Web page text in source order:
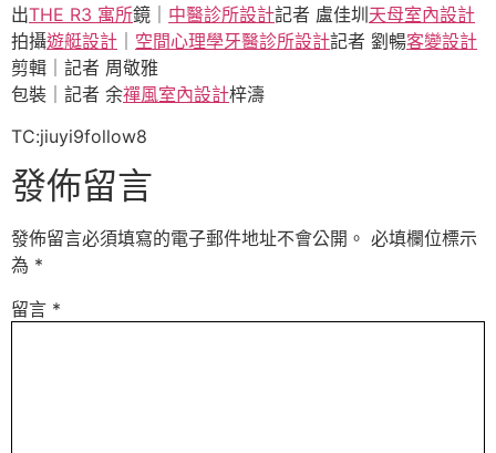
出THE R3 寓所鏡｜ 中醫診所設計記者 盧佳圳天母室內設計
拍攝遊艇設計 空間心理學牙醫診所設計記者 劉暢客變設計
剪輯｜記者 周敬雅
包裝｜記者 余禪風室內設計梓濤
TC:jiuyi9follow8
發佈留言
發佈留言必須填寫的電子郵件地址不會公開。 必填欄位標示
為 *
留言 *